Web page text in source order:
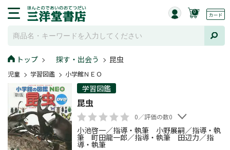
0
トップ 探す・出会う 昆虫
児童 学習図鑑 小学館ＮＥＯ
学習図鑑
昆虫
0／評価の数0
小池啓一／指導・執筆 小野展嗣／指導・執
筆 町田龍一郎／指導・執筆 田辺力／指
導・執筆